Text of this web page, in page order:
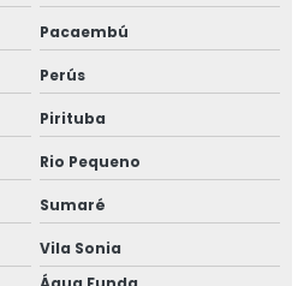
Pacaembú
Perús
Pirituba
Rio Pequeno
Sumaré
Vila Sonia